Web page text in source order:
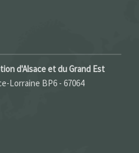
d'Alsace et du Grand Est
Lorraine BP6 - 67064